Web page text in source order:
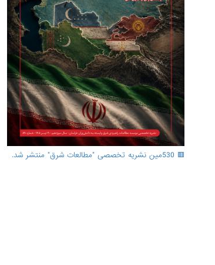
🟥 530مین نشریه تخصصی "مطالعات شرق" منتشر شد.